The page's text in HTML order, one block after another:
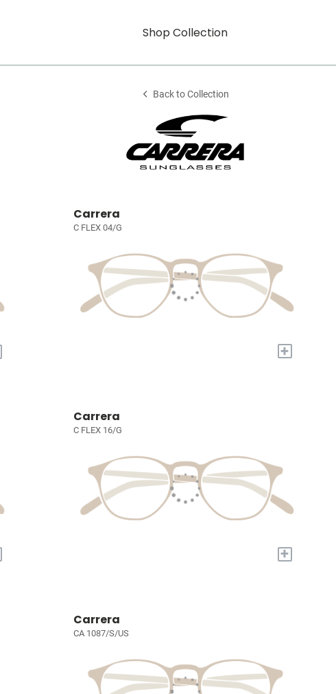
Shop Collection
Back to Collection
Carrera
C FLEX 04/G
+
Carrera
C FLEX 16/G
+
Carrera
CA 1087/S/US